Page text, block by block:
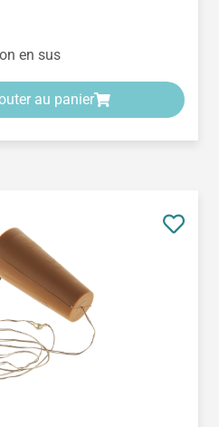
en sus
au panier